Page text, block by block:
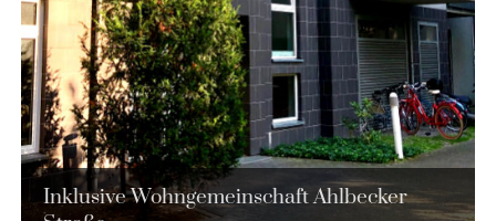
Inklusive Wohngemeinschaft Ahlbecker